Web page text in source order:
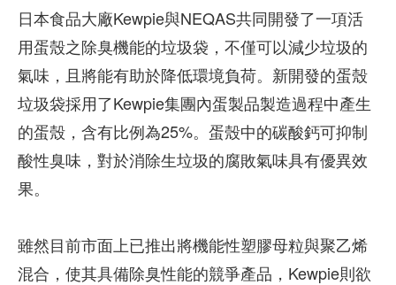
日本食品大廠Kewpie與NEQAS共同開發了一項活
用蛋殼之除臭機能的垃圾袋，不僅可以減少垃圾的
氣味，且將能有助於降低環境負荷。新開發的蛋殼
垃圾袋採用了Kewpie集團內蛋製品製造過程中產生
的蛋殼，含有比例為25%。蛋殼中的碳酸鈣可抑制
酸性臭味，對於消除生垃圾的腐敗氣味具有優異效
果。
雖然目前市面上已推出將機能性塑膠母粒與聚乙烯
混合，使其具備除臭性能的競爭產品，Kewpie則欲